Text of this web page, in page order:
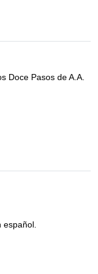
Doce Pasos de A.A.